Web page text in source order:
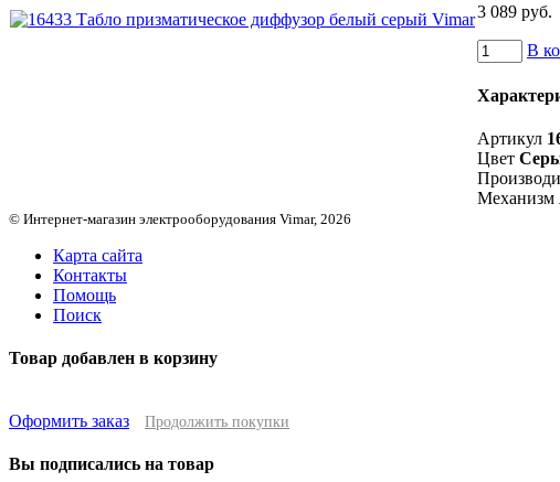
3 089 руб.
В
Артикул
Цвет
Механизм
© Интернет-магазин электрооборудования Vimar, 2026
Карта сайта
Контакты
Помощь
Поиск
Товар добавлен в корзину
Оформить заказ Продолжить покупки
Вы подписались на товар